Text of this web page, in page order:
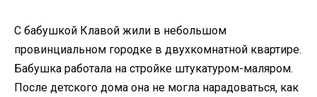
С бабушкой Клавой жили в небольшом
провинциальном городке в двухкомнатной квартире.
Бабушка работала на стройке штукатуром-маляром.
После детского дома она не могла нарадоваться, как